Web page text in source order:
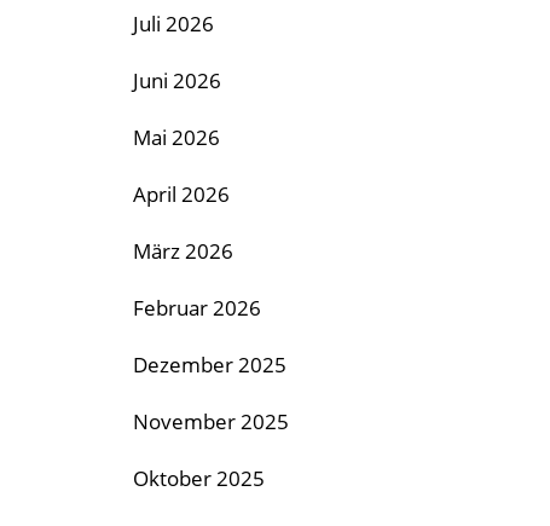
Juli 2026
Juni 2026
Mai 2026
April 2026
März 2026
Februar 2026
Dezember 2025
November 2025
Oktober 2025